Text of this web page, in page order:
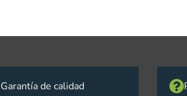
Garantía de calidad